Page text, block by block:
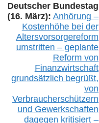
Deutscher Bundestag
(16. März): Anhörung –
Kostenhöhe bei der
Altersvorsorgereform
umstritten – geplante
Reform von
Finanzwirtschaft
grundsätzlich begrüßt,
von
Verbraucherschützern
und Gewerkschaften
dagegen kritisiert –